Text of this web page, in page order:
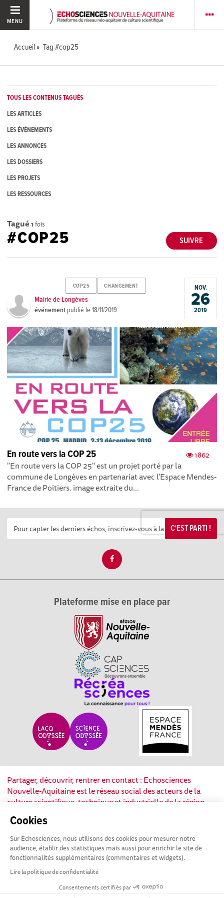
Cookies
Sur Echosciences, nous utilisons des cookies pour mesurer notre
audience, établir des statistiques mais aussi pour enrichir le site de
fonctionnalités supplémentaires (commentaires et widgets).
Lire la politique de confidentialité
Consentements certifiés par
MENU
Accueil Tag #cop25
TOUS LES CONTENUS TAGUÉS
LES ARTICLES
LES ÉVÉNEMENTS
LES ANNONCES
LES DOSSIERS
LES PROJETS
LES RESSOURCES
Tagué 1 fois
SUIVRE
#COP25
COP25 CHANGEMENT
Mairie de Longèves
événement publié le18/11/2019
NOV.
26
2019
1862
En route vers la COP 25
"En route vers la COP 25" est un projet porté par la
commune de Longèves en partenariat avec l'Espace Mendes-
France de Poitiers. image extraite du...
C'EST PARTI !
Plateforme mise en place par
Partager, découvrir, rentrer en contact : Echosciences
Nouvelle-Aquitaine est le réseau social des acteurs de la
culture scientifique, technique et industrielle de la région.
Mentions légales
|Ligne éditoriale